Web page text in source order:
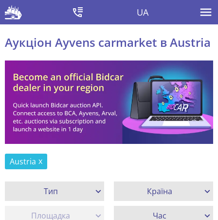
UA
Аукціон Ayvens carmarket в Austria
Austria
Тип Країна
Площадка Час